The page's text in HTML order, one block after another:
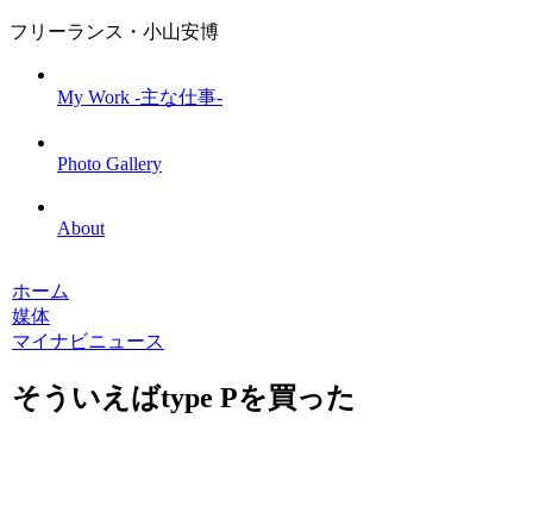
フリーランス・小山安博
My Work -主な仕事-
Photo Gallery
About
ホーム
媒体
マイナビニュース
そういえばtype Pを買った